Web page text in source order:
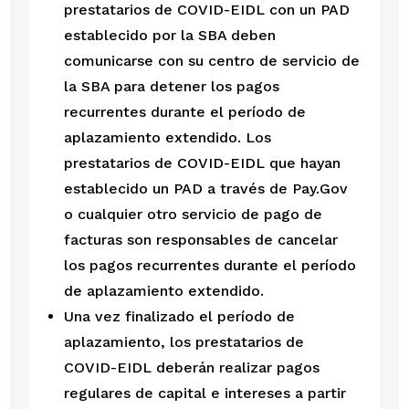
prestatarios de COVID-EIDL con un PAD
establecido por la SBA deben
comunicarse con su centro de servicio de
la SBA para detener los pagos
recurrentes durante el período de
aplazamiento extendido. Los
prestatarios de COVID-EIDL que hayan
establecido un PAD a través de Pay.Gov
o cualquier otro servicio de pago de
facturas son responsables de cancelar
los pagos recurrentes durante el período
de aplazamiento extendido.
Una vez finalizado el período de
aplazamiento, los prestatarios de
COVID-EIDL deberán realizar pagos
regulares de capital e intereses a partir